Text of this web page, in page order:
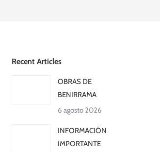
Recent Articles
OBRAS DE
BENIRRAMA
6 agosto 2026
INFORMACIÓN
IMPORTANTE